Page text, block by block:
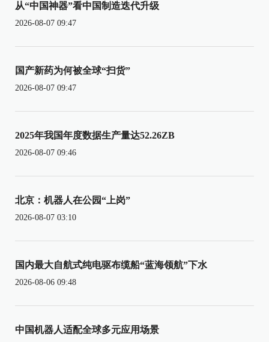
从“中国神器”看中国制造迭代升级
2026-08-07 09:47
国产新药为何被全球“扫货”
2026-08-07 09:47
2025年我国年度数据生产量达52.26ZB
2026-08-07 09:46
北京：机器人在公园“上岗”
2026-08-07 03:10
国内最大自航式纯电驱布缆船“蓝海领航”下水
2026-08-06 09:48
中国机器人适配全球多元应用场景